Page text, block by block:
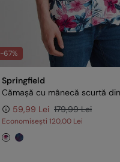
-67%
Springfield
59,99 Lei 179,99 Lei
Economisești 120,00 Lei